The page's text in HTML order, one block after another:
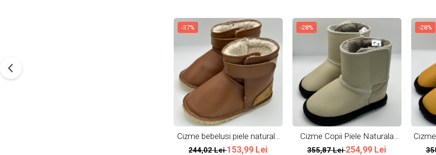
-37%
Cizme bebelusi piele naturala
All Brown
244,02 Lei153,99 Lei
-28%
Cizme Copii Piele Naturala
Light Beige
355,87 Lei254,99 Lei
-28%